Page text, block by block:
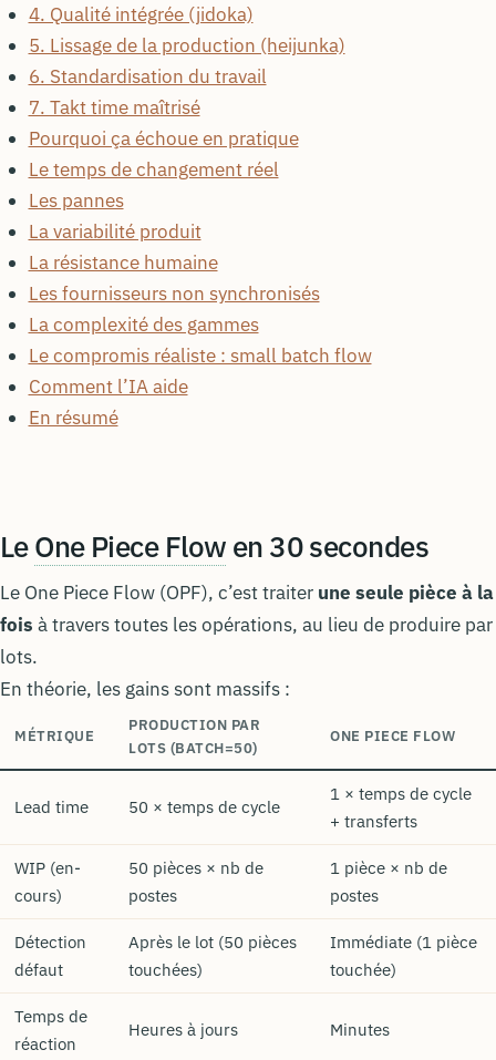
4. Qualité intégrée (jidoka)
5. Lissage de la production (heijunka)
6. Standardisation du travail
7. Takt time maîtrisé
Pourquoi ça échoue en pratique
Le temps de changement réel
Les pannes
La variabilité produit
La résistance humaine
Les fournisseurs non synchronisés
La complexité des gammes
Le compromis réaliste : small batch flow
Comment l’IA aide
En résumé
LeOne Piece Flow en 30 secondes
Le One Piece Flow (OPF), c’est traiter une seule pièce à la
fois à travers toutes les opérations, au lieu de produire par
lots.
En théorie, les gains sont massifs :
MÉTRIQUE
PRODUCTION PAR
LOTS (BATCH=50)
ONE PIECE FLOW
Lead time 50 × temps de cycle
1 × temps de cycle
+ transferts
WIP (en-
cours)
50 pièces × nb de
postes
1 pièce × nb de
postes
Détection
défaut
Après le lot (50 pièces
touchées)
Immédiate (1 pièce
touchée)
Temps de
réaction
Heures à jours Minutes